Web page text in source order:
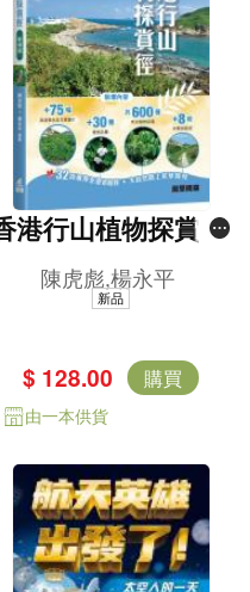
港行山植物探賞徑
（新修版）
陳虎彪,楊永平
新品
$ 128.00 購買
由一本供貨